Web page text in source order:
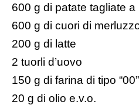
600 g di patate tagliate a
600 g di cuori di
200 g di latte
2 tuorli d’uovo
150 g di farina di tipo “00”
20 g di olio e.v.o.